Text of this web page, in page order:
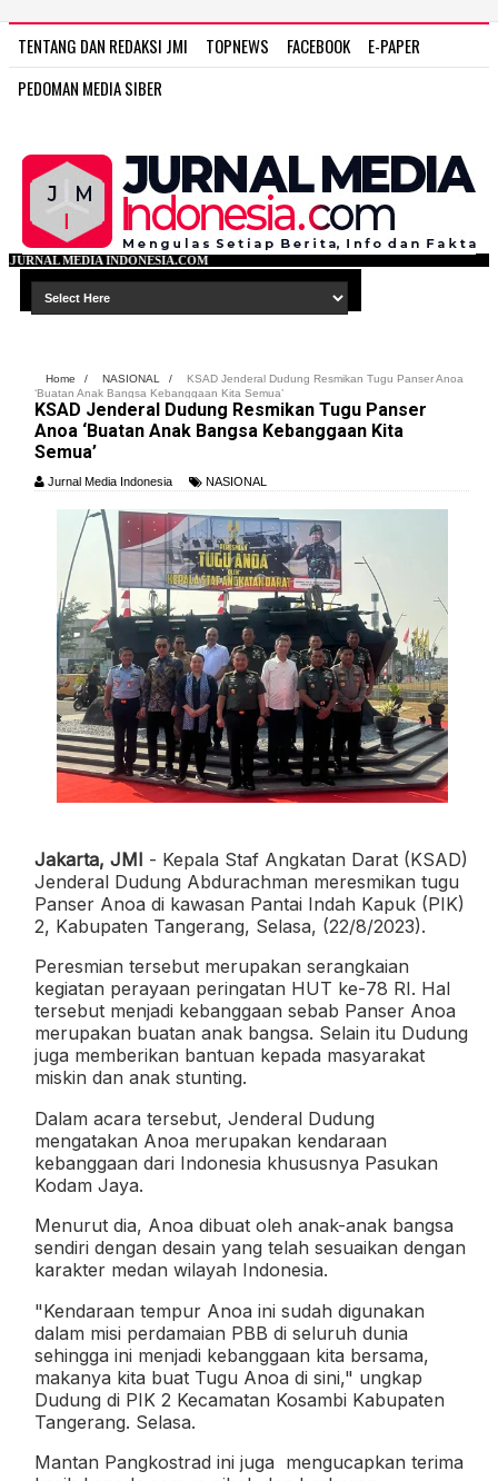
TENTANG DAN REDAKSI JMI TOPNEWS FACEBOOK
E-PAPER
PEDOMAN MEDIA SIBER
Home / NASIONAL /
KSAD Jenderal Dudung Resmikan Tugu Panser Anoa
‘Buatan Anak Bangsa Kebanggaan Kita Semua’
KSAD Jenderal Dudung Resmikan Tugu Panser
Anoa ‘Buatan Anak Bangsa Kebanggaan Kita
Semua’
Jurnal Media Indonesia NASIONAL
Jakarta, JMI - Kepala Staf Angkatan Darat (KSAD)
Jenderal Dudung Abdurachman meresmikan tugu
Panser Anoa di kawasan Pantai Indah Kapuk (PIK)
2, Kabupaten Tangerang, Selasa, (22/8/2023).
Peresmian tersebut merupakan serangkaian
kegiatan perayaan peringatan HUT ke-78 RI. Hal
tersebut menjadi kebanggaan sebab Panser Anoa
merupakan buatan anak bangsa. Selain itu Dudung
juga memberikan bantuan kepada masyarakat
miskin dan anak stunting.
Dalam acara tersebut, Jenderal Dudung
mengatakan Anoa merupakan kendaraan
kebanggaan dari Indonesia khususnya Pasukan
Kodam Jaya.
Menurut dia, Anoa dibuat oleh anak-anak bangsa
sendiri dengan desain yang telah sesuaikan dengan
karakter medan wilayah Indonesia.
"Kendaraan tempur Anoa ini sudah digunakan
dalam misi perdamaian PBB di seluruh dunia
sehingga ini menjadi kebanggaan kita bersama,
makanya kita buat Tugu Anoa di sini," ungkap
Dudung di PIK 2 Kecamatan Kosambi Kabupaten
Tangerang. Selasa.
Mantan Pangkostrad ini juga mengucapkan terima